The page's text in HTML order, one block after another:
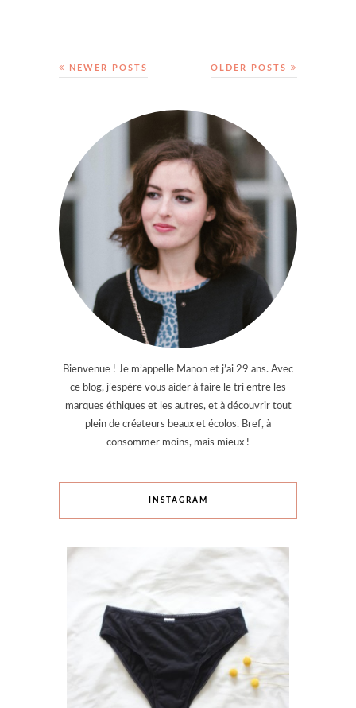
OLDER POSTS
NEWER POSTS
Bienvenue ! Je m’appelle Manon et j’ai 29 ans. Avec
ce blog, j’espère vous aider à faire le tri entre les
marques éthiques et les autres, et à découvrir tout
plein de créateurs beaux et écolos. Bref, à
consommer moins, mais mieux !
INSTAGRAM